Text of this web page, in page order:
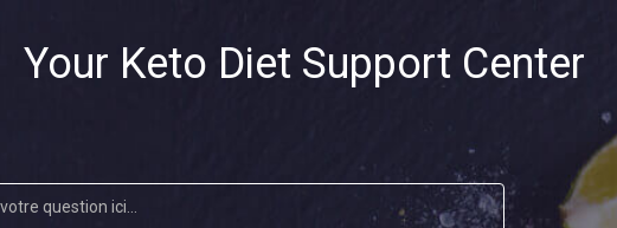
Your Keto Diet Support Center